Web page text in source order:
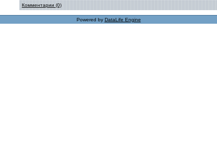
Комментарии (0)
Powered by DataLife Engine